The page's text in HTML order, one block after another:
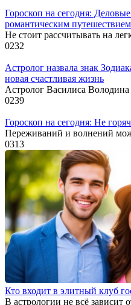
Гороскоп на сегодня:
романтическим путешествием
Не стоит рассчитывать на
0232
Астролог назвала знак
новая счастливая жизнь
Астролог Василиса
0239
Гороскоп на сегодня: Не
Переживаний и волнений
0313
Кто входит в элитный клуб
В астрологии не всё зависит